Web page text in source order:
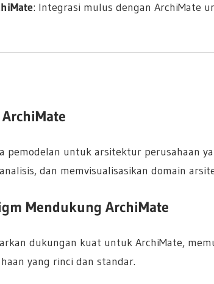
: Integrasi mulus dengan ArchiMate
pemodelan untuk arsitektur perusahaan
dan memvisualisasikan domain
Mendukung ArchiMate
dukungan kuat untuk ArchiMate,
yang rinci dan standar.